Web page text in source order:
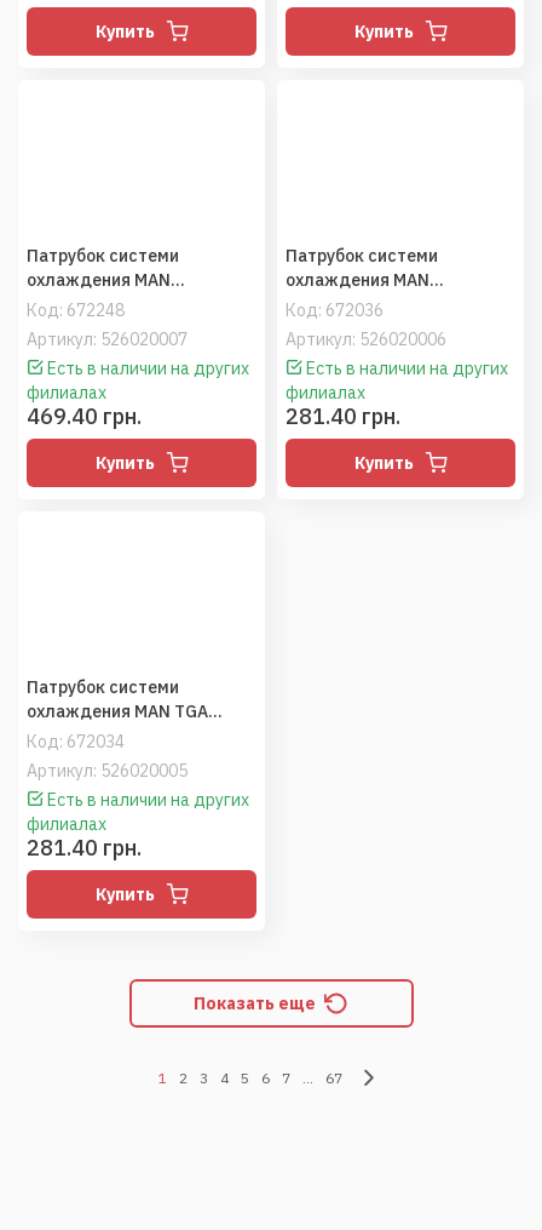
Купить Купить
Код: 672248
Артикул: 526020007
Патрубок системи
охлаждения MAN
F2000/TGA (D=56/70мм
Н=60мм) (VADEN)
Есть в наличии на других
филиалах
469.40 грн.
Купить
Код: 672036
Артикул: 526020006
Патрубок системи
охлаждения MAN
(D2066LF01-D2676LF14)
(D=14/21мм Н=32мм)
(VADEN)
Есть в наличии на других
филиалах
281.40 грн.
Купить
Код: 672034
Артикул: 526020005
Патрубок системи
охлаждения MAN TGA
(D2066-D2676)
(D=29,6/41мм Н=32,5мм)
(VADEN)
Есть в наличии на других
филиалах
281.40 грн.
Купить
Показать еще
1 2 3 4 5 6 7 ... 67